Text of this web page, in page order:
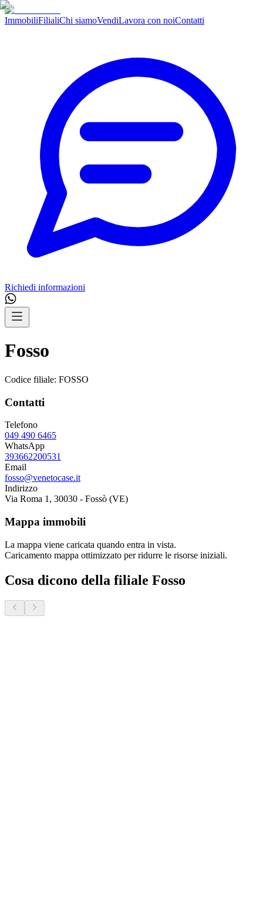
ImmobiliFilialiChi siamoVendiLavora con noiContatti
Richiedi informazioni
Fosso
Codice filiale: FOSSO
Contatti
Telefono
049 490 6465
WhatsApp
393662200531
Email
fosso@venetocase.it
Indirizzo
Via Roma 1, 30030 - Fossò (VE)
Mappa immobili
La mappa viene caricata quando entra in vista.
Caricamento mappa ottimizzato per ridurre le risorse iniziali.
Cosa dicono della filiale Fosso